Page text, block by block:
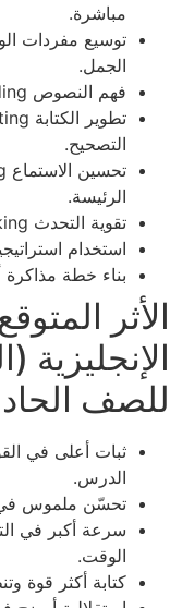
مباشرة.
توسيع مفردات
الجمل.
فهم النصوص Reading وتحليل الأسئلة واستخراج الإجابة بدقة.
التصحيح.
الرئيسة.
تقوية التحدث Speaking عند وجود جزء شفهي أو عروض.
استخدام
بناء خطة مذاكرة
الأثر
الإنجليزية
للصف
ثبات أعلى في
الدرس.
تحسّن ملموس في
سرعة أكبر في
الوقت.
كتابة أكثر قوة